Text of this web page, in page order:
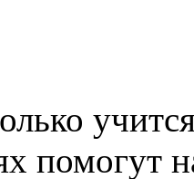
помогут